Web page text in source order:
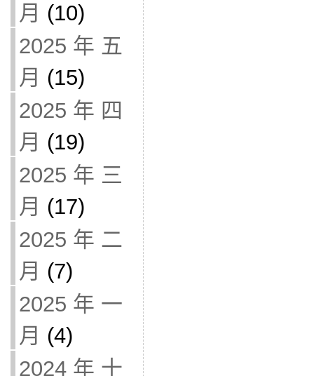
月 (10)
2025 年 五
月 (15)
2025 年 四
月 (19)
2025 年 三
月 (17)
2025 年 二
月 (7)
2025 年 一
月 (4)
2024 年 十